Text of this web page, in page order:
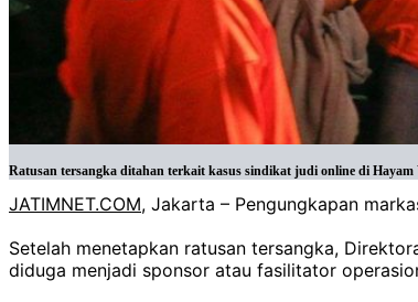
Ratusan tersangka ditahan terkait kasus sindikat judi online di
JATIMNET.COM, Jakarta – Pengungkapan
Setelah menetapkan ratusan tersangka,
diduga menjadi sponsor atau fasilitator